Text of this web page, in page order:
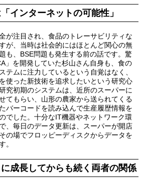
インターネットの可能性」
が注目され、食品のトレーサビリティな
が、当時は社会的にはほとんど関心の無
も、BSE問題も発生する前の話です。驚
」を開発していた杉山さん自身も、食の
テムに注力しているという自覚はなく、
使った新技術を追求したいという研究心
究初期のシステムは、近所のスーパーに
てもらい、山形の農家から送られてくる
バーコードを読み込んで生産履歴情報を
でした。十分なIT機器やネットワーク環
、毎日のデータ更新は、スーパーが開店
の場でフロッピーディスクからデータを
。
成長してからも続く両者の関係